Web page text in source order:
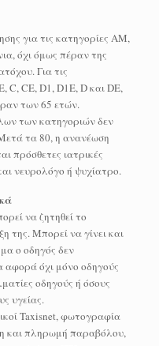
για τις κατηγορίες AM,
όχι όμως πέραν της
Για τις
C, CE, D1, D1E, D και DE,
των 65 ετών.
των κατηγοριών δεν
τα 80, η ανανέωση
πρόσθετες ιατρικές
νευρολόγο ή ψυχίατρο.
να ζητηθεί το
της. Μπορεί να γίνει και
ο οδηγός δεν
αφορά όχι μόνο οδηγούς
οδηγούς ή όσους
υγείας.
Taxisnet, φωτογραφία
και πληρωμή παραβόλου,